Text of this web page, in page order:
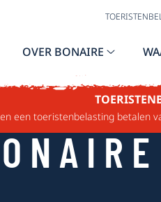
OVER BONAIRE
een toeristenbelasting betalen